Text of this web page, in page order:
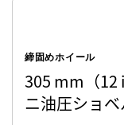
締固めホイール
305 mm（12
ニ油圧ショベ